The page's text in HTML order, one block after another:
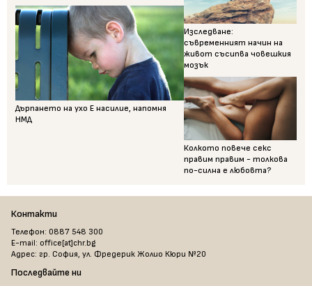
Дърпането на ухо Е насилие, напомня
НМД
Изследване:
съвременният начин на
живот съсипва човешкия
мозък
Колкото повече секс
правим правим - толкова
по-силна е любовта?
Контакти
Телефон: 0887 548 300
E-mail: office[at]chr.bg
Адрес: гр. София, ул. Фредерик Жолио Кюри №20
Последвайте ни